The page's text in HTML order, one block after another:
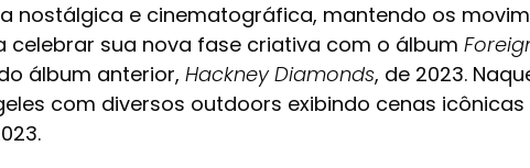
nostálgica e cinematográfica, mantendo os
celebrar sua nova fase criativa com o álbum
álbum anterior, Hackney Diamonds, de 2023.
com diversos outdoors exibindo cenas